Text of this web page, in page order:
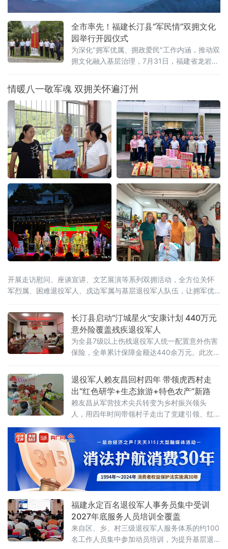
全市率先！福建长汀县“军民情”双拥文化
园举行开园仪式
为深化"拥军优属、拥政爱民"工作内涵，推动双
拥文化融入基层治理，7月31日，福建省龙岩市
口举行。作为龙岩市范围内首个建成投用、率
先举办开园仪式的省级双拥重点文化阵地，该
园区落地投用，为深化“共建、共治、共享”双拥
工作格局打造了示范样板。
情暖八一敬军魂 双拥关怀遍汀州
开展走访慰问、座谈宣讲、文艺展演等系列双拥活动，全方位关怀
军烈属、困难退役军人、戍边军属与基层退役军人队伍，让拥军优
护
长汀县启动“汀城星火”安康计划 440万元
意外险覆盖残疾退役军人
为全县7级以上伤残退役军人统一配置意外伤害
保险，全单累计保障金额达440余万元。此次保
险防范能力偏弱的现实短板，通过前置风险兜
底保障，缓解其因意外受伤、突发事故产生的
经济负
退役军人赖友昌回村四年 带领虎西村走
出“红色研学+生态旅游+特色农产”新路
赖友昌从军营技术尖兵转变为乡村振兴领头
人，用四年时间带领村子走出了党建引领、红
服役于原北京军区某装甲旅，服役期间获评装
甲兵技术学院“光学修理”一级技师和“优秀士
兵”称号。退伍返乡后，他先后涉足多个行业积
累经验。2018年，他放弃城市工作返乡投身乡
村建设。2021年，赖
福建永定百名退役军人事务员集中受训
2027年底服务人员培训全覆盖
来自区、乡、村三级退役军人服务体系的约100
名工作人员集中参加动员培训，为提升基层退